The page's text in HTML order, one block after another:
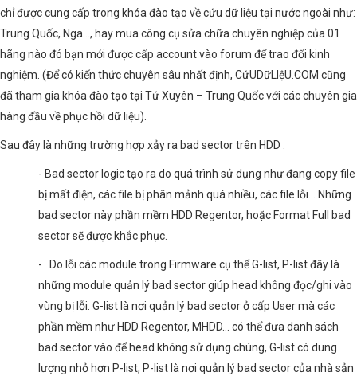
chỉ được cung cấp trong khóa đào tạo về cứu dữ liệu tại nước ngoài như:
Trung Quốc, Nga…, hay mua công cụ sửa chữa chuyên nghiệp của 01
hãng nào đó bạn mới được cấp account vào forum để trao đổi kinh
nghiệm. (Để có kiến thức chuyên sâu nhất định, CứUDữLIệU.COM cũng
đã tham gia khóa đào tạo tại Tứ Xuyên – Trung Quốc với các chuyên gia
hàng đầu về phục hồi dữ liệu).
Sau đây là những trường hợp xảy ra bad sector trên HDD :
- Bad sector logic tạo ra do quá trình sử dụng như đang copy file
bị mất điện, các file bị phân mảnh quá nhiều, các file lỗi… Những
bad sector này phần mềm HDD Regentor, hoặc Format Full bad
sector sẽ được khắc phục.
- Do lỗi các module trong Firmware cụ thể G-list, P-list đây là
những module quản lý bad sector giúp head không đọc/ghi vào
vùng bị lỗi. G-list là nơi quản lý bad sector ở cấp User mà các
phần mềm như HDD Regentor, MHDD… có thể đưa danh sách
bad sector vào để head không sử dụng chúng, G-list có dung
lượng nhỏ hơn P-list, P-list là nơi quản lý bad sector của nhà sản